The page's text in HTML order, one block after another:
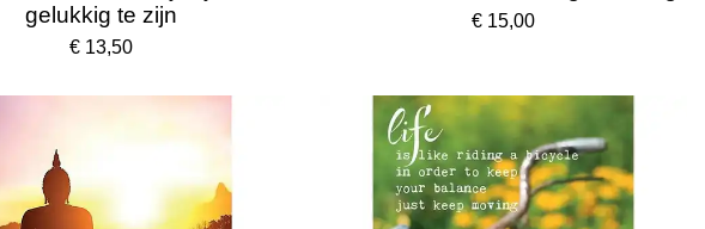
gelukkig te zijn
€ 13,50
€ 15,00